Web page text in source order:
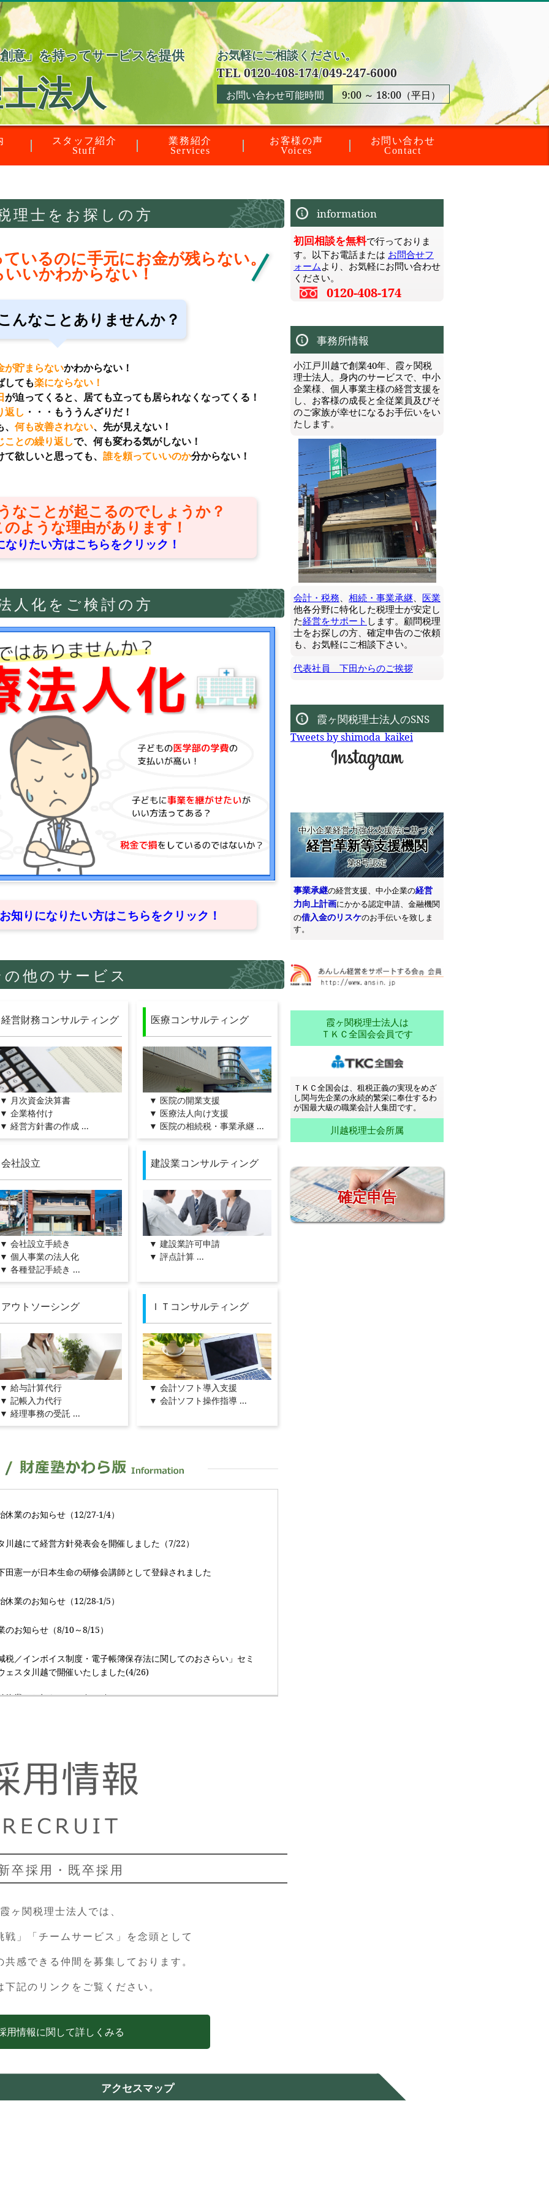
意」を持ってサービスを提供
法人
お気軽にご相談ください。
TEL 0120-408-174/049-247-6000
お問い合わせ可能時間 9:00 ～ 18:00（平日）
スタッフ紹介
Stuff
業務紹介
Services
お客様の声
Voices
お問い合わせ
Contact
理士をお探しの方
いるのに手元にお金が残らない。
いいかわからない！
んなことありませんか？
が貯まらないかわからない！
ても楽にならない！
が迫ってくると、居ても立っても居られなくなってくる！
返し ・・・もううんざりだ！
何も改善されない、先が見えない！
ことの繰り返しで、何も変わる気がしない！
欲しいと思っても、 誰を頼っていいのか分からない！
なことが起こるのでしょうか？
ような理由があります！
りたい方はこちらをクリック！
人化をご検討の方
知りになりたい方はこちらをクリック！
の他のサービス
経営財務コンサルティング
▼ 月次資金決算書
▼ 企業格付け
▼ 経営方針書の作成 ...
医療コンサルティング
▼ 医院の開業支援
▼ 医療法人向け支援
▼ 医院の相続税・事業承継 ...
会社設立
▼ 会社設立手続き
▼ 個人事業の法人化
▼ 各種登記手続き ...
建設業コンサルティング
▼ 建設業許可申請
▼ 評点計算 ...
アウトソーシング
▼ 給与計算代行
▼ 記帳入力代行
▼ 経理事務の受託 ...
ＩＴコンサルティング
▼ 会計ソフト導入支援
▼ 会計ソフト操作指導 ...
休業のお知らせ（12/27-1/4）
川越にて経営方針発表会を開催しました（7/22）
田憲一が日本生命の研修会講師として登録されました
休業のお知らせ（12/28-1/5）
のお知らせ（8/10～8/15）
税／インボイス制度・電子帳簿保存法に関してのおさらい」セミ
ェスタ川越で開催いたしました(4/26)
休業のお知らせ（12/29-1/4）
理士法人の設立について
講師を務めました。（7/20）
休業のお知らせ（12/29-1/4）
月30日朝日新聞「頼りになる相続事業承継のプロ50選」に弊所が
金庫 川越ブロック 勉強会「新事業承継税制のポイント解説」で講
卒採用・既卒採用
霞ヶ関税理士法人では、
戦」「チームサービス」を念頭として
感できる仲間を募集しております。
下記のリンクをご覧ください。
用情報に関して詳しくみる
information
初回相談を無料で行っておりま
す。以下お電話または お問合せフ
ォームより、お気軽にお問い合わせ
ください。
0120-408-174
事務所情報
小江戸川越で創業40年、霞ヶ関税
理士法人。身内のサービスで、中小
企業様、個人事業主様の経営支援を
し、お客様の成長と全従業員及びそ
のご家族が幸せになるお手伝いをい
たします。
会計・税務、 相続・事業承継、 医業
他各分野に特化した税理士が安定し
た経営をサポート します。顧問税理
士をお探しの方、確定申告のご依頼
も、お気軽にご相談下さい。
代表社員 下田からのご挨拶
霞ヶ関税理士法人のSNS
Tweets by shimoda_kaikei
中小企業経営力強化支援法に基づく
経営革新等支援機関
第8号認定
事業承継の経営支援、中小企業の経営
力向上計画にかかる認定申請、金融機関
の借入金のリスケのお手伝いを致しま
す。
霞ヶ関税理士法人は
ＴＫＣ全国会会員です
ＴＫＣ全国会は、租税正義の実現をめざ
し関与先企業の永続的繁栄に奉仕するわ
が国最大級の職業会計人集団です。
川越税理士会所属
確定申告
アクセスマップ